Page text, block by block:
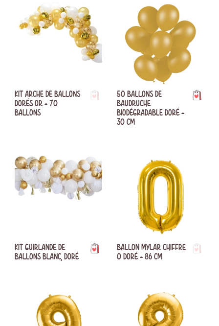
KIT ARCHE DE BALLONS
DORÉS OR - 70
BALLONS
50 BALLONS DE
BAUDRUCHE
BIODÉGRADABLE DORÉ -
30 CM
KIT GUIRLANDE DE
BALLONS BLANC, DORÉ
BALLON MYLAR CHIFFRE
0 DORÉ - 86 CM